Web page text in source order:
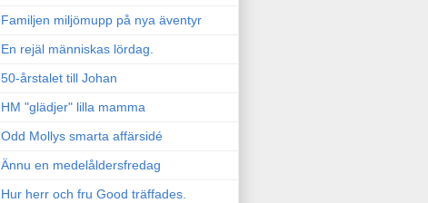
Familjen miljömupp på nya äventyr
En rejäl människas lördag.
50-årstalet till Johan
HM "glädjer" lilla mamma
Odd Mollys smarta affärsidé
Ännu en medelåldersfredag
Hur herr och fru Good träffades.